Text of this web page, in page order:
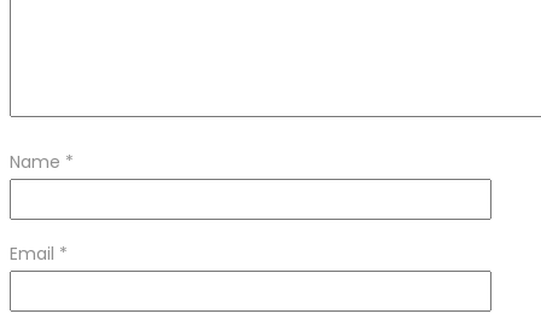
Name *
Email *